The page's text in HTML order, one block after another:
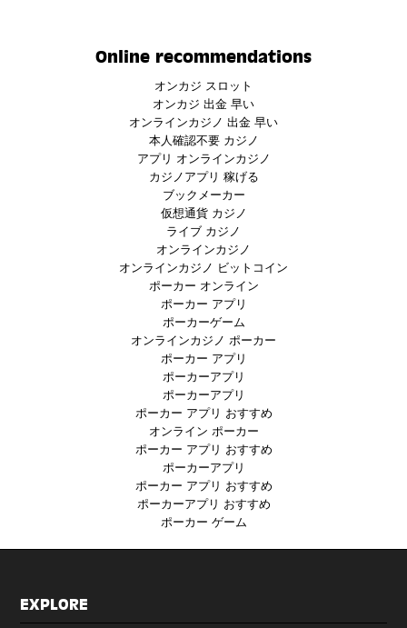
Online recommendations
オンカジ スロット
オンカジ 出金 早い
オンラインカジノ 出金 早い
本人確認不要 カジノ
アプリ オンラインカジノ
カジノアプリ 稼げる
ブックメーカー
仮想通貨 カジノ
ライブ カジノ
オンラインカジノ
オンラインカジノ ビットコイン
ポーカー オンライン
ポーカー アプリ
ポーカーゲーム
オンラインカジノ ポーカー
ポーカー アプリ
ポーカーアプリ
ポーカーアプリ
ポーカー アプリ おすすめ
オンライン ポーカー
ポーカー アプリ おすすめ
ポーカーアプリ
ポーカー アプリ おすすめ
ポーカーアプリ おすすめ
ポーカー ゲーム
EXPLORE